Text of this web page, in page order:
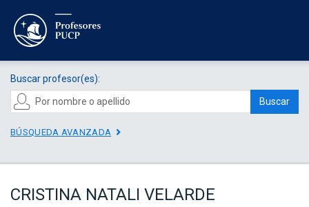
Buscar profesor(es):
Buscar
BÚSQUEDA AVANZADA
CRISTINA NATALI VELARDE